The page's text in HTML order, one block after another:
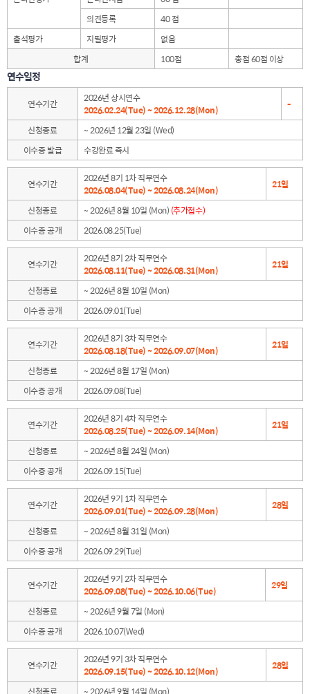
합계 100점 총점 60점 이상
의견등록
40 점
출석평가
지필평가 없음
연수일정
연수기간
2026년 상시연수
2026.02.24(Tue) ~ 2026.12.28(Mon)
-
신청종료
~ 2026년 12월 23일 (Wed)
이수증 발급
수강완료 즉시
연수기간
2026년 8기 1차 직무연수
2026.08.04(Tue) ~ 2026.08.24(Mon)
21일
신청종료 ~ 2026년 8월 10일 (Mon) (추가접수)
이수증 공개
2026.08.25(Tue)
연수기간
2026년 8기 2차 직무연수
2026.08.11(Tue) ~ 2026.08.31(Mon)
21일
신청종료
~ 2026년 8월 10일 (Mon)
이수증 공개
2026.09.01(Tue)
연수기간
2026년 8기 3차 직무연수
2026.08.18(Tue) ~ 2026.09.07(Mon)
21일
신청종료
~ 2026년 8월 17일 (Mon)
이수증 공개
2026.09.08(Tue)
연수기간
2026년 8기 4차 직무연수
2026.08.25(Tue) ~ 2026.09.14(Mon)
21일
신청종료
~ 2026년 8월 24일 (Mon)
이수증 공개
2026.09.15(Tue)
연수기간
2026년 9기 1차 직무연수
2026.09.01(Tue) ~ 2026.09.28(Mon)
28일
신청종료
~ 2026년 8월 31일 (Mon)
이수증 공개
2026.09.29(Tue)
연수기간
2026년 9기 2차 직무연수
2026.09.08(Tue) ~ 2026.10.06(Tue)
29일
신청종료
~ 2026년 9월 7일 (Mon)
이수증 공개
2026.10.07(Wed)
연수기간
2026년 9기 3차 직무연수
2026.09.15(Tue) ~ 2026.10.12(Mon)
28일
신청종료
~ 2026년 9월 14일 (Mon)